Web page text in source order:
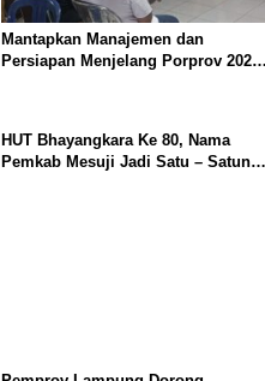
Mantapkan Manajemen dan
Persiapan Menjelang Porprov 2026,
HUT Bhayangkara Ke 80, Nama
Pemkab Mesuji Jadi Satu – Satunya